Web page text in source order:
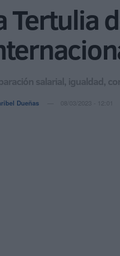
Tertulia
salarial, igualdad,
Dueñas 08/03/2023 - 12:01